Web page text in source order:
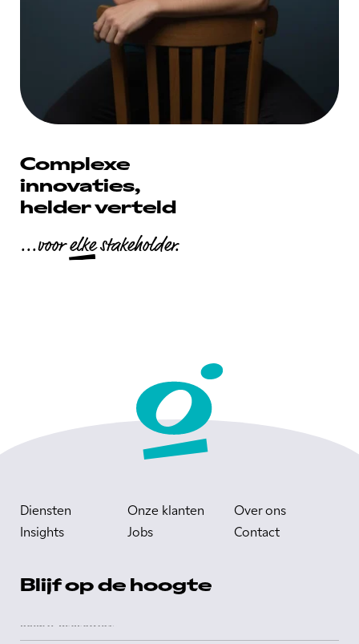
Complexe
innovaties,
helder verteld
...voorelkestakeholder.
Blijf op de hoogte
Diensten Onze klanten
Over ons
Insights
Jobs Contact